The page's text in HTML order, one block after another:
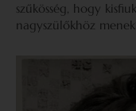
szűkösség, hogy
nagyszülőkhöz